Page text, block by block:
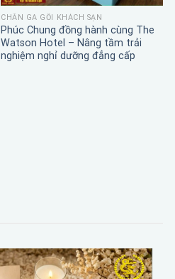
CHĂN GA GỐI KHÁCH SẠN
Phúc Chung đồng hành cùng The
Watson Hotel – Nâng tầm trải
nghiệm nghỉ dưỡng đẳng cấp